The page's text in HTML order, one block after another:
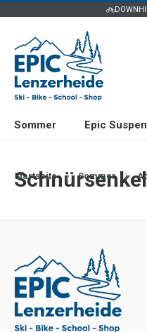
Sommer Epic
Startseite Sommer
Schnürsenkel